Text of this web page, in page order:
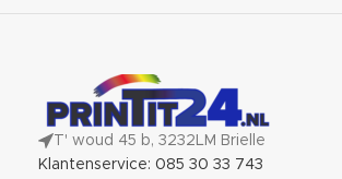
T' woud 45 b, 3232LM Brielle
Klantenservice: 085 30 33 743